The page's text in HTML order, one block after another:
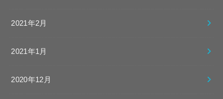
2021年2月
2021年1月
2020年12月